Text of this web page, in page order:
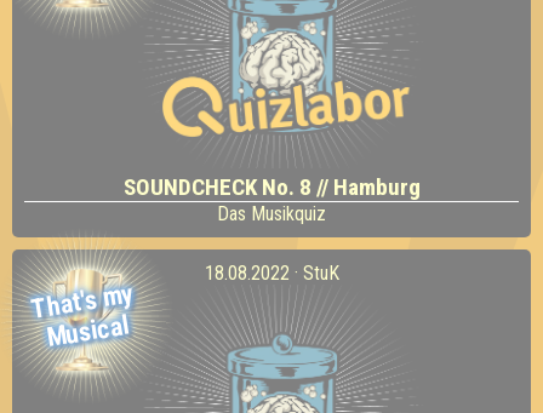
SOUNDCHECK No. 8 // Hamburg
Das Musikquiz
That's
my
Musical
18.08.2022 · StuK